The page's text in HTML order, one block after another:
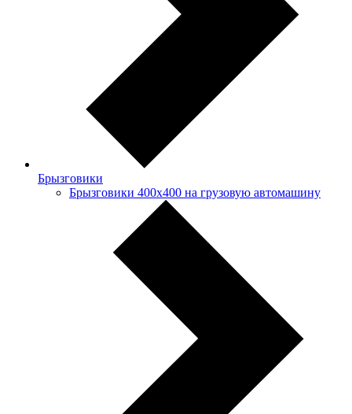
Брызговики
Брызговики 400х400 на грузовую автомашину